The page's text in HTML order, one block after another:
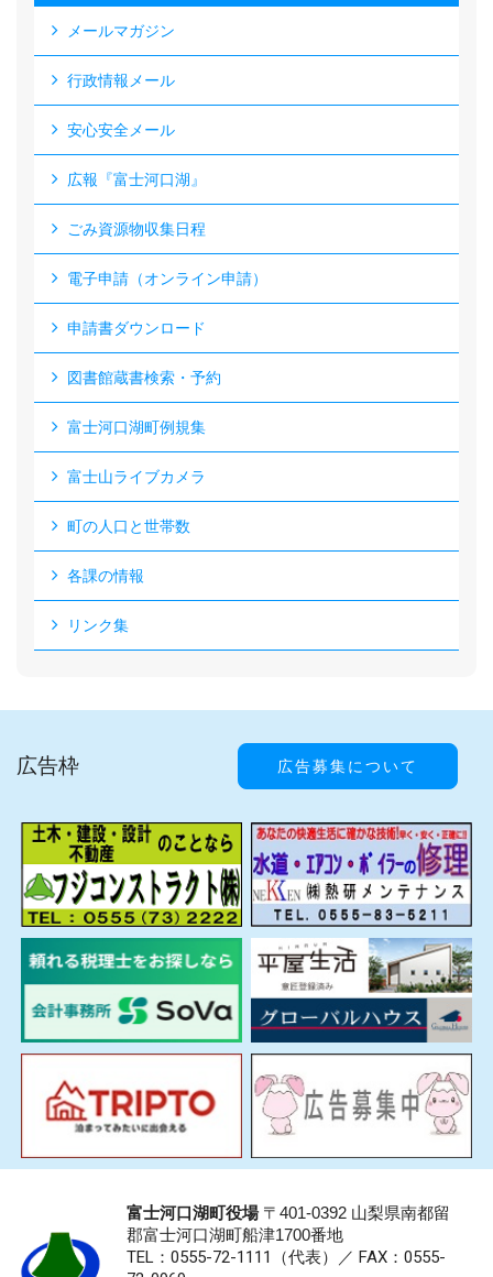
メールマガジン
行政情報メール
安心安全メール
広報『富士河口湖』
ごみ資源物収集日程
電子申請（オンライン申請）
申請書ダウンロード
図書館蔵書検索・予約
富士河口湖町例規集
富士山ライブカメラ
町の人口と世帯数
各課の情報
リンク集
広告枠 広告募集について
富士河口湖町役場〒401-0392 山梨県南都留
郡富士河口湖町船津1700番地
TEL：0555-72-1111 （代表）／ FAX：0555-